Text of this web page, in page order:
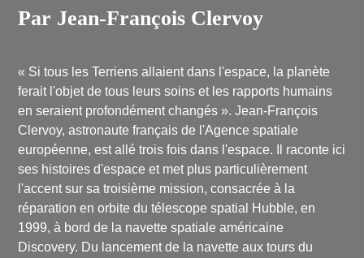
Par Jean-François Clervoy
« Si tous les Terriens allaient dans l'espace, la planète
ferait l'objet de tous leurs soins et les rapports humains
en seraient profondément changés ». Jean-François
Clervoy, astronaute français de l'Agence spatiale
européenne, est allé trois fois dans l'espace. Il raconte ici
ses histoires d'espace et met plus particulièrement
l'accent sur sa troisième mission, consacrée à la
réparation en orbite du télescope spatial Hubble, en
1999, à bord de la navette spatiale américaine
Discovery. Du lancement de la navette aux tours du